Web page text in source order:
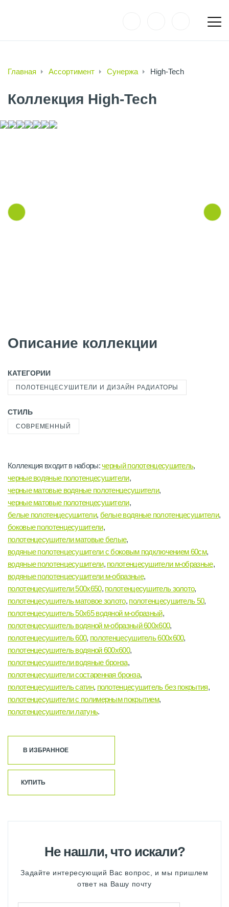
Главная Ассортимент Сунержа High-Tech
Коллекция High-Tech
Описание коллекции
КАТЕГОРИИ
ПОЛОТЕНЦЕСУШИТЕЛИ И ДИЗАЙН РАДИАТОРЫ
СТИЛЬ
СОВРЕМЕННЫЙ
Коллекция входит в наборы:черный полотенцесушитель,
черные водяные полотенцесушители,
черные матовые водяные полотенцесушители,
черные матовые полотенцесушители,
белые полотенцесушители, белые водяные полотенцесушители,
боковые полотенцесушители,
полотенцесушители матовые белые,
водяные полотенцесушители с боковым подключением 60см,
водяные полотенцесушители, полотенцесушители м-образные,
водяные полотенцесушители м-образные,
полотенцесушители 500х650, полотенцесушитель золото,
полотенцесушитель матовое золото, полотенцесушитель 50,
полотенцесушитель 50х65 водяной м-образный,
полотенцесушитель водяной м-образный 600х600,
полотенцесушитель 600, полотенцесушитель 600х600,
полотенцесушитель водяной 600х600,
полотенцесушители водяные бронза,
полотенцесушители состаренная бронза,
полотенцесушитель сатин, полотенцесушитель без покрытия,
полотенцесушители с полимерным покрытием,
полотенцесушители латунь.
В ИЗБРАННОЕ
КУПИТЬ
Не нашли, что искали?
Задайте интересующий Вас вопрос, и мы пришлем
ответ на Вашу почту